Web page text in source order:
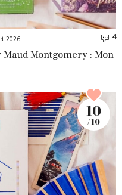
2026 4
Maud Montgomery : Mon
10
/ 10